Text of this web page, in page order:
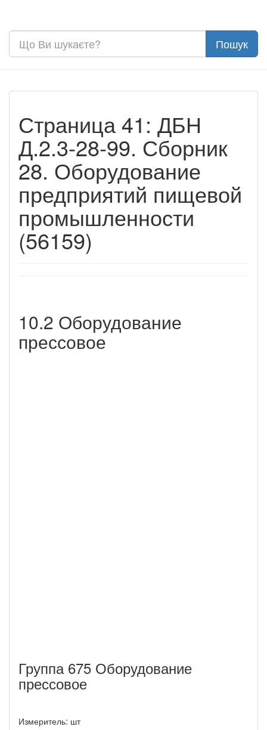
Страница 41: ДБН
Д.2.3-28-99. Сборник
28. Оборудование
предприятий пищевой
промышленности
(56159)
10.2 Оборудование
прессовое
Группа 675 Оборудование
прессовое
Измеритель: шт